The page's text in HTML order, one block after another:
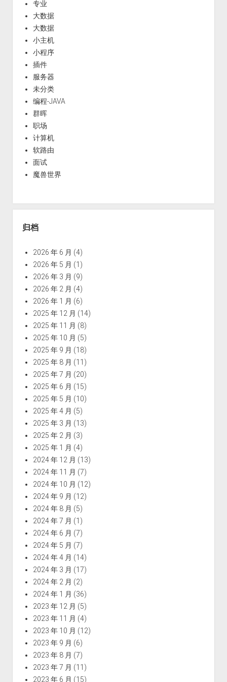
专业
大数据
大数据
小主机
小程序
插件
服务器
未分类
编程-JAVA
群晖
职场
计算机
软路由
面试
魔兽世界
归档
2026 年 6 月 (4)
2026 年 5 月 (1)
2026 年 3 月 (9)
2026 年 2 月 (4)
2026 年 1 月 (6)
2025 年 12 月 (14)
2025 年 11 月 (8)
2025 年 10 月 (5)
2025 年 9 月 (18)
2025 年 8 月 (11)
2025 年 7 月 (20)
2025 年 6 月 (15)
2025 年 5 月 (10)
2025 年 4 月 (5)
2025 年 3 月 (13)
2025 年 2 月 (3)
2025 年 1 月 (4)
2024 年 12 月 (13)
2024 年 11 月 (7)
2024 年 10 月 (12)
2024 年 9 月 (12)
2024 年 8 月 (5)
2024 年 7 月 (1)
2024 年 6 月 (7)
2024 年 5 月 (7)
2024 年 4 月 (14)
2024 年 3 月 (17)
2024 年 2 月 (2)
2024 年 1 月 (36)
2023 年 12 月 (5)
2023 年 11 月 (4)
2023 年 10 月 (12)
2023 年 9 月 (6)
2023 年 8 月 (7)
2023 年 7 月 (11)
2023 年 6 月 (15)